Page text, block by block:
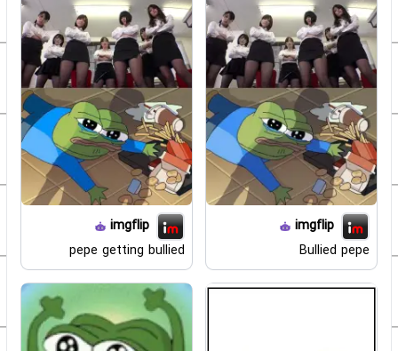
imgflip
Bullied pepe
imgflip
pepe getting bullied